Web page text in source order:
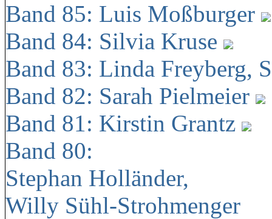
Band 85: Luis Moßburger
Band 84: Silvia Kruse
Band 83: Linda Freyberg,
Band 82: Sarah Pielmeier
Band 81: Kirstin Grantz
Band 80:
Stephan Holländer,
Willy Sühl-Strohmenger